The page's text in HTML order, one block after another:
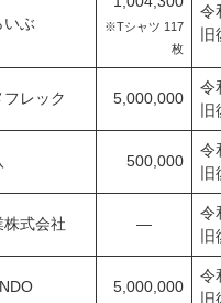
いぶ
※Tシャツ 117
枚
令
レック 5,000,000
令
500,000
令
式会社 ―
令
5,000,000
令